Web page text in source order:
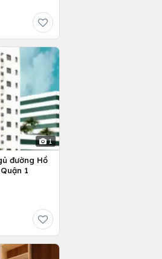
1
đường Hồ
1